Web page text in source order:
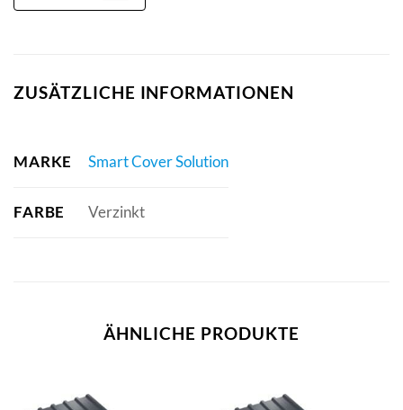
ZUSÄTZLICHE INFORMATIONEN
MARKE Smart Cover Solution
FARBE Verzinkt
ÄHNLICHE PRODUKTE